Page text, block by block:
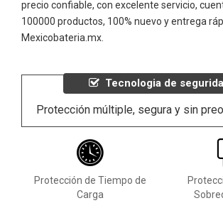
precio confiable, con excelente servicio,
100000 productos, 100% nuevo y entrega
Mexicobateria.mx.
Tecnologia de
Protección múltiple, segura y sin
Protección de Tiempo de
Carga